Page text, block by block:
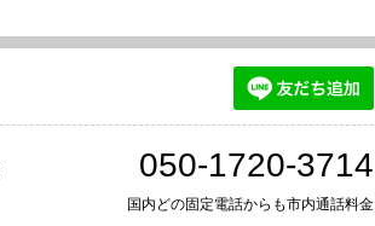
050-1720-3714
国内どの固定電話からも市内通話料金